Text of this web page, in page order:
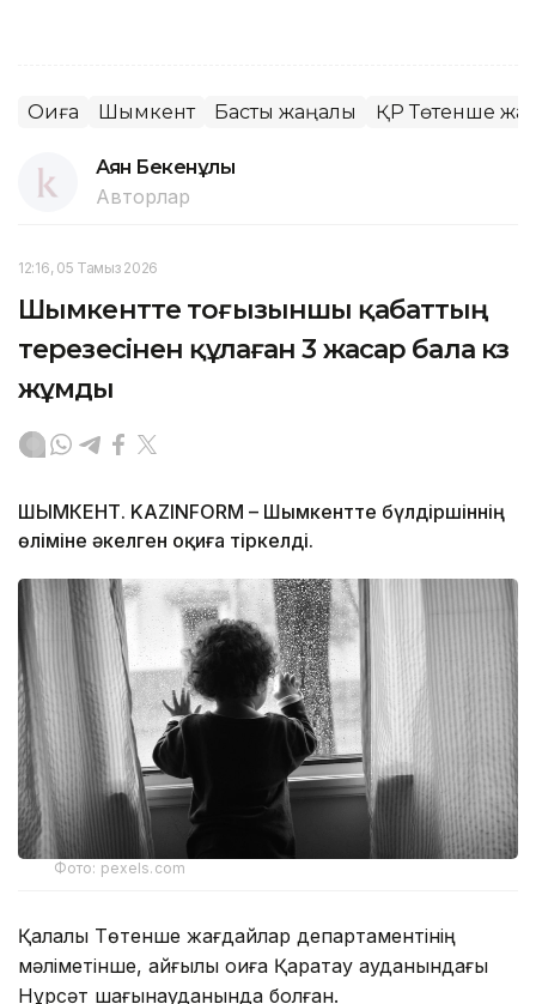
Оқиға Шымкент Басты жаңалық ҚР Төтенше
Аян Бекенұлы
Авторлар
12:16, 05 Тамыз 2026
Шымкентте тоғызыншы қабаттың
терезесінен құлаған 3 жасар бала көз
жұмды
ШЫМКЕНТ. KAZINFORM – Шымкентте бүлдіршіннің
өліміне әкелген оқиға тіркелді.
Фото: pexels.com
Қалалық Төтенше жағдайлар департаментінің
мәліметінше, қайғылы оқиға Қаратау ауданындағы
Нұрсәт шағынауданында болған.